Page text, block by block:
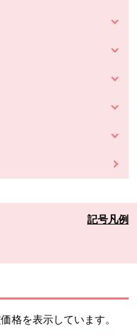
記号凡例
格を表示しています。